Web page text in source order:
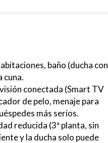
baño (ducha con
cuna.
conectada (Smart TV
de pelo, menaje para
más serios.
reducida (3ª planta, sin
y la ducha solo puede